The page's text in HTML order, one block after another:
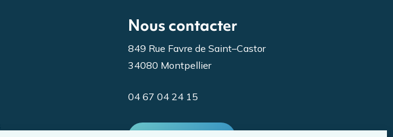
Nous contacter
849 Rue Favre de Saint–Castor
34080 Montpellier
04 67 04 24 15